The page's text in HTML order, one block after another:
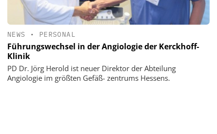
NEWS • PERSONAL
Führungswechsel in der Angiologie der Kerckhoff-
Klinik
PD Dr. Jörg Herold ist neuer Direktor der Abteilung
Angiologie im größten Gefäß- zentrums Hessens.